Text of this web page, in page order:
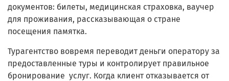
документов: билеты, медицинская страховка, ваучер
для проживания, рассказывающая о стране
посещения памятка.
Турагентство вовремя переводит деньги оператору за
предоставленные туры и контролирует правильное
бронирование услуг. Когда клиент отказывается от